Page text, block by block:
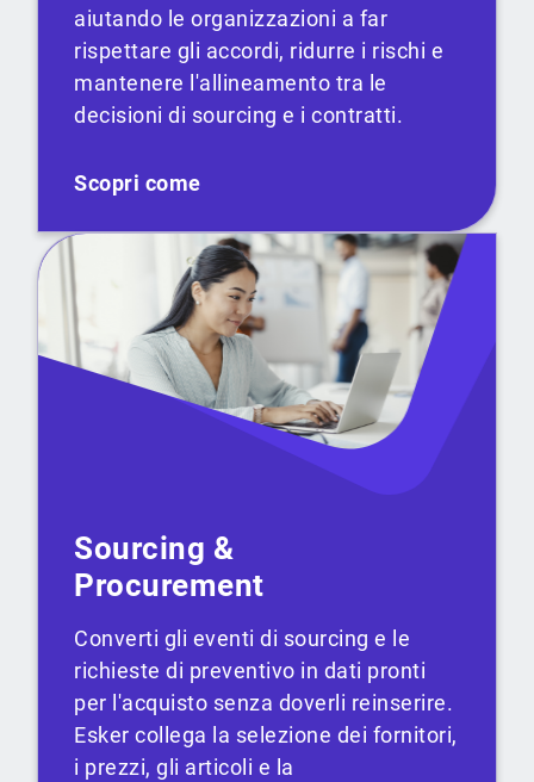
aiutando le organizzazioni a far
rispettare gli accordi, ridurre i rischi e
mantenere l'allineamento tra le
decisioni di sourcing e i contratti.
Scopri come
Sourcing &
Procurement
Converti gli eventi di sourcing e le
richieste di preventivo in dati pronti
per l'acquisto senza doverli reinserire.
Esker collega la selezione dei fornitori,
i prezzi, gli articoli e la